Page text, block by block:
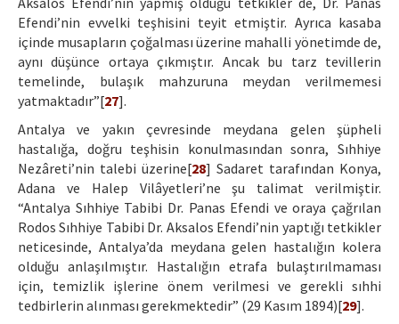
Efendi’nin evvelki teşhisini teyit etmiştir. Ayrıca kasaba
içinde musapların çoğalması üzerine mahalli yönetimde de,
aynı düşünce ortaya çıkmıştır. Ancak bu tarz tevillerin
temelinde, bulaşık mahzuruna meydan verilmemesi
yatmaktadır”[27].
Antalya ve yakın çevresinde meydana gelen şüpheli
hastalığa, doğru teşhisin konulmasından sonra, Sıhhiye
Nezâreti’nin talebi üzerine[28] Sadaret tarafından Konya,
Adana ve Halep Vilâyetleri’ne şu talimat verilmiştir.
“Antalya Sıhhiye Tabibi Dr. Panas Efendi ve oraya çağrılan
Rodos Sıhhiye Tabibi Dr. Aksalos Efendi’nin yaptığı tetkikler
neticesinde, Antalya’da meydana gelen hastalığın kolera
olduğu anlaşılmıştır. Hastalığın etrafa bulaştırılmaması
için, temizlik işlerine önem verilmesi ve gerekli sıhhi
tedbirlerin alınması gerekmektedir” (29 Kasım 1894)[29].